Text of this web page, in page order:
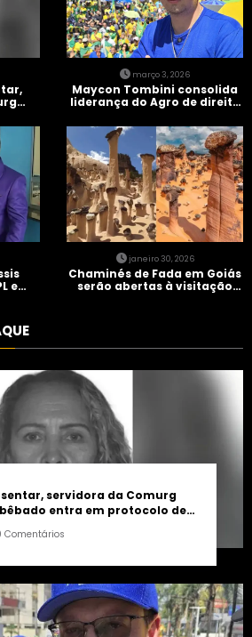
de
março 3, 2026
Maycon Tombini consolida
liderança do Agro de direita
Brasil” em Goiânia
e
janeiro 30, 2026
Chaminés de Fada em Goiás
serão abertas à visitação
servidora da Comurg
entra em protocolo de
Comentários